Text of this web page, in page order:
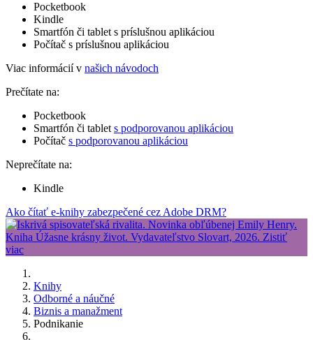
Pocketbook
Kindle
Smartfón či tablet s príslušnou aplikáciou
Počítač s príslušnou aplikáciou
Viac informácií v našich návodoch
Prečítate na:
Pocketbook
Smartfón či tablet s podporovanou aplikáciou
Počítač s podporovanou aplikáciou
Neprečítate na:
Kindle
Ako čítať e-knihy zabezpečené cez Adobe DRM?
Knihy
Odborné a náučné
Biznis a manažment
Podnikanie